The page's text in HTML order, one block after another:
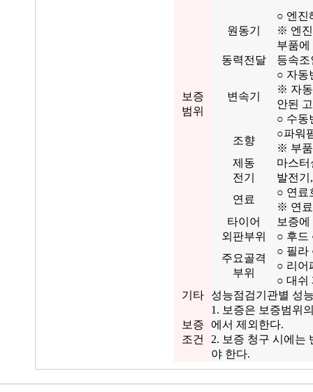
보증
범위
원동기
○ 엔진
※ 엔진
부품에
동력전달
등속조
변속기
○ 자동
※ 자동
안된
○ 수동
조향
○파워
※ 부품
제동
마스터
전기
발전기
연료
○ 연료
※ 연료
타이어
보증
외판부위
○ 후드
주요골격
부위
○ 필라
○ 리어
○ 대쉬
기타
성능점검기관별 성
보증
조건
1. 보증은 보증범위
에서 제외한다.
2. 보증 청구 시에는
야 한다.